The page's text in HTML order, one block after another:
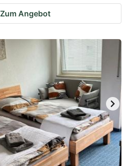
Zum Angebot